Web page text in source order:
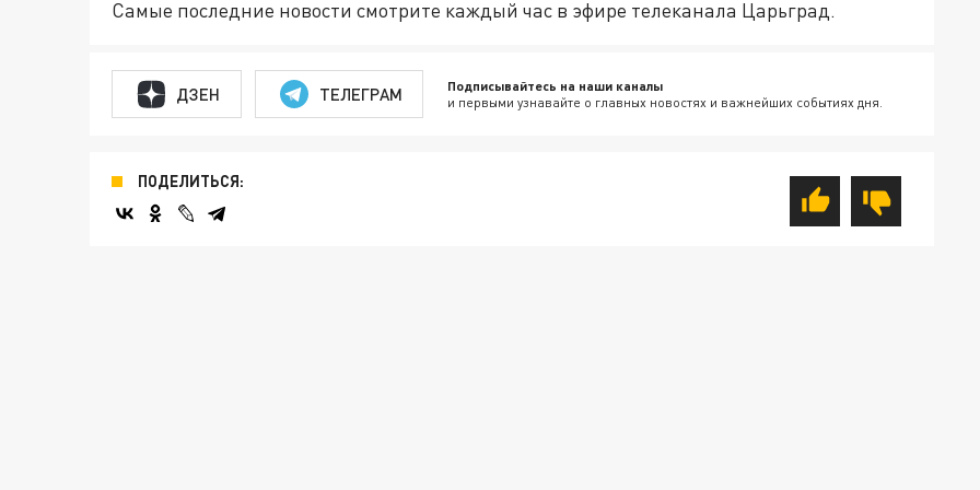
Самые последние новости смотрите каждый час в эфире телеканала Царьград.
ДЗЕН ТЕЛЕГРАМ Подписывайтесь на наши каналы
и первыми узнавайте о главных новостях и важнейших событиях дня.
ПОДЕЛИТЬСЯ: